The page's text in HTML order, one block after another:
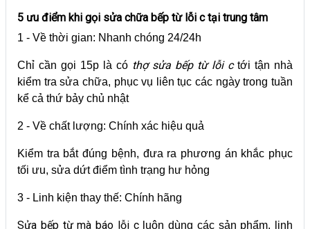
5 ưu điểm khi gọi sửa chữa bếp từ lỗi c tại trung tâm
1 - Về thời gian: Nhanh chóng 24/24h
Chỉ cần gọi 15p là có thợ sửa bếp từ lỗi ctới tận nhà
kiểm tra sửa chữa, phục vụ liên tục các ngày trong tuần
kể cả thứ bảy chủ nhật
2 - Về chất lượng: Chính xác hiệu quả
Kiểm tra bắt đúng bệnh, đưa ra phương án khắc phục
tối ưu, sửa dứt điểm tình trạng hư hỏng
3 - Linh kiện thay thế: Chính hãng
Sửa bếp từ mà báo lỗi cluôn dùng các sản phẩm, linh